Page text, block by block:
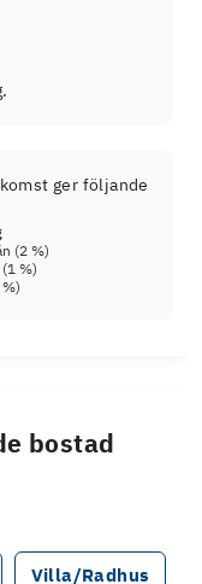
ger följande
(2 %)
1 %)
%)
bostad
Villa/Radhus